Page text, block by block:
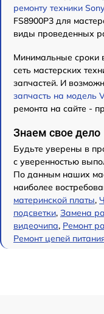
ремонту техники Sony
FS8900P3 для
виды проведенных
Минимальные сроки
сеть мастерских
запчастей. И
запчасть на модель
ремонта на сайте -
Знаем свое дело
Будьте уверены в
с уверенностью
По данным наших
наиболее
материнской платы,
подсветки, Замена
видеочипа, Ремонт
Ремонт цепей